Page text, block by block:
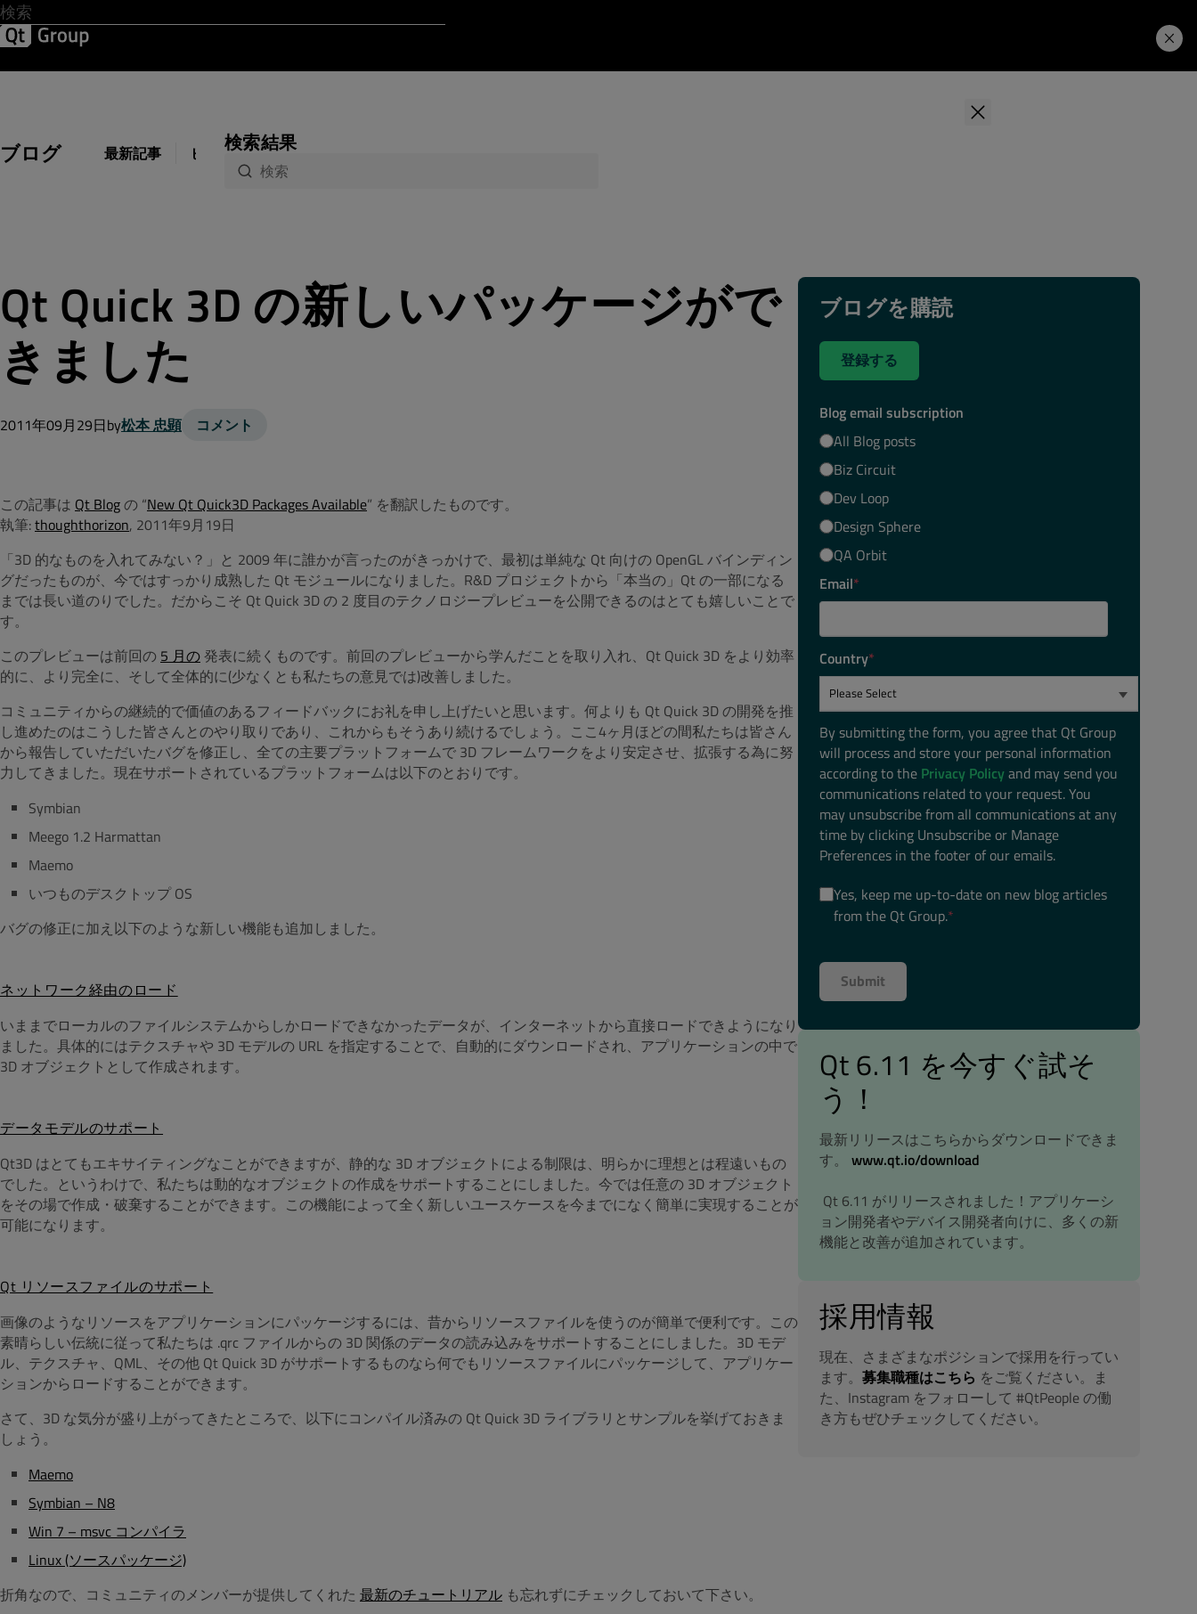
ブログ 最新記事 ビジネス 開発
検索結果
Qt Quick 3D の新しいパッケージがで
きました
2011年09月29日by松本 忠顕 コメント
この記事は Qt Blogの “New Qt Quick3D Packages Available” を翻訳したものです。
執筆:thoughthorizon, 2011年9月19日
「3D 的なものを入れてみない？」と 2009 年に誰かが言ったのがきっかけで、最初は単純な Qt 向けの OpenGL バインディン
グだったものが、今ではすっかり成熟した Qt モジュールになりました。R&D プロジェクトから「本当の」Qt の一部になる
までは長い道のりでした。だからこそ Qt Quick 3D の 2 度目のテクノロジープレビューを公開できるのはとても嬉しいことで
す。
このプレビューは前回の 5 月の発表に続くものです。前回のプレビューから学んだことを取り入れ、Qt Quick 3D をより効率
的に、より完全に、そして全体的に(少なくとも私たちの意見では)改善しました。
コミュニティからの継続的で価値のあるフィードバックにお礼を申し上げたいと思います。何よりも Qt Quick 3D の開発を推
し進めたのはこうした皆さんとのやり取りであり、これからもそうあり続けるでしょう。ここ4ヶ月ほどの間私たちは皆さん
から報告していただいたバグを修正し、全ての主要プラットフォームで 3D フレームワークをより安定させ、拡張する為に努
力してきました。現在サポートされているプラットフォームは以下のとおりです。
Symbian
Meego 1.2 Harmattan
Maemo
いつものデスクトップ OS
バグの修正に加え以下のような新しい機能も追加しました。
ネットワーク経由のロード
いままでローカルのファイルシステムからしかロードできなかったデータが、インターネットから直接ロードできようになり
ました。具体的にはテクスチャや 3D モデルの URL を指定することで、自動的にダウンロードされ、アプリケーションの中で
3D オブジェクトとして作成されます。
データモデルのサポート
Qt3D はとてもエキサイティングなことができますが、静的な 3D オブジェクトによる制限は、明らかに理想とは程遠いもの
でした。というわけで、私たちは動的なオブジェクトの作成をサポートすることにしました。今では任意の 3D オブジェクト
をその場で作成・破棄することができます。この機能によって全く新しいユースケースを今までになく簡単に実現することが
可能になります。
Qt リソースファイルのサポート
画像のようなリソースをアプリケーションにパッケージするには、昔からリソースファイルを使うのが簡単で便利です。この
素晴らしい伝統に従って私たちは .qrc ファイルからの 3D 関係のデータの読み込みをサポートすることにしました。3D モデ
ル、テクスチャ、QML、その他 Qt Quick 3D がサポートするものなら何でもリソースファイルにパッケージして、アプリケー
ションからロードすることができます。
さて、3D な気分が盛り上がってきたところで、以下にコンパイル済みの Qt Quick 3D ライブラリとサンプルを挙げておきま
しょう。
Maemo
Symbian – N8
Win 7 – msvc コンパイラ
Linux (ソースパッケージ)
折角なので、コミュニティのメンバーが提供してくれた 最新のチュートリアル も忘れずにチェックしておいて下さい。
ブログを購読
登録する
Blog email subscription
All Blog posts
Biz Circuit
Dev Loop
Design Sphere
QA Orbit
Email*
Country*
By submitting the form, you agree that Qt Group
will process and store your personal information
according to the Privacy Policyand may send you
communications related to your request. You
may unsubscribe from all communications at any
time by clicking Unsubscribe or Manage
Preferences in the footer of our emails.
Yes, keep me up-to-date on new blog articles
from the Qt Group.*
Qt 6.11 を今すぐ試そ
う！
最新リリースはこちらからダウンロードできま
す。 www.qt.io/download
Qt 6.11 がリリースされました！アプリケーシ
ョン開発者やデバイス開発者向けに、多くの新
機能と改善が追加されています。
採用情報
現在、さまざまなポジションで採用を行ってい
ます。 募集職種はこちら をご覧ください。ま
た、Instagram をフォローして #QtPeople の働
き方もぜひチェックしてください。